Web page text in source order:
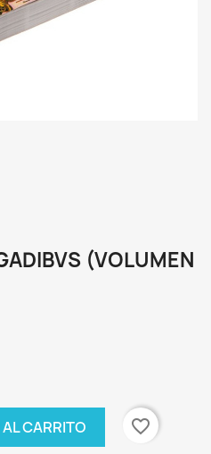
(VOLUMEN
CARRITO favorite_border